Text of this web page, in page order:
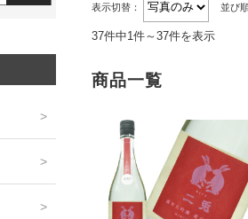
表示切替： 並び
37件中1件～37件を表示
商品一覧